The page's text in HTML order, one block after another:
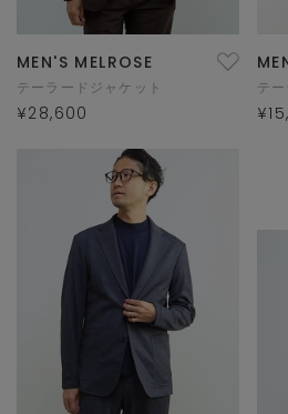
MEN'S MELROSE
テーラードジャケット
¥28,600
テ